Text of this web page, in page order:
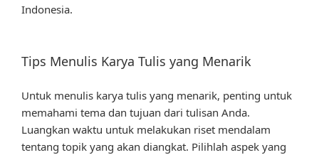
Indonesia.
Tips Menulis Karya Tulis yang Menarik
Untuk menulis karya tulis yang menarik, penting untuk
memahami tema dan tujuan dari tulisan Anda.
Luangkan waktu untuk melakukan riset mendalam
tentang topik yang akan diangkat. Pilihlah aspek yang